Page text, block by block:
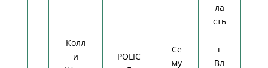
ла
сть
Колл
и
POLIC
Се
му
г
Вл